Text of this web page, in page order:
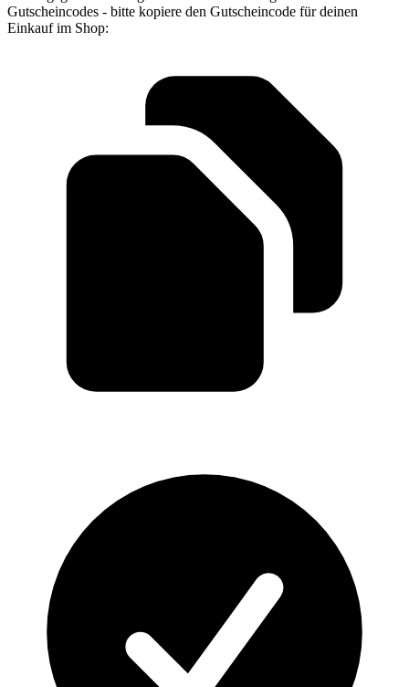
Gutscheincodes - bitte kopiere den Gutscheincode für deinen
Einkauf im Shop: